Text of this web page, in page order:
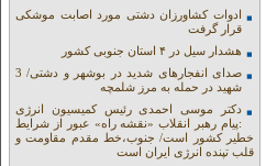
ادوات کشاورزان دشتی مورد اصابت موشکی
قرار گرفت
هشدار سیل در ۴ استان جنوبی کشور
صدای انفجارهای شدید در بوشهر و دشتی/ 3
شهید در حمله به مرز شلمچه
دکتر موسی احمدی رئیس کمیسیون انرژی
:پیام رهبر انقلاب «نقشه راه» عبور از شرایط
خطیر کشور است/ جنوب،خط مقدم مقاومت و
قلب تپنده انرژی ایران است